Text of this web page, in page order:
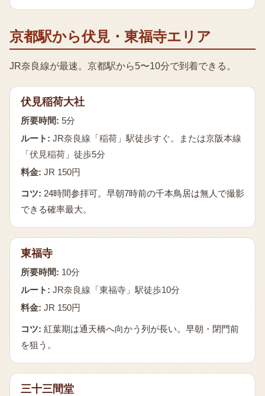
京都駅から伏見・東福寺エリア
JR奈良線が最速。京都駅から5〜10分で到着できる。
伏見稲荷大社
所要時間: 5分
ルート: JR奈良線「稲荷」駅徒歩すぐ。または京阪本線
「伏見稲荷」徒歩5分
料金: JR 150円
コツ: 24時間参拝可。早朝7時前の千本鳥居は無人で撮影
できる確率最大。
東福寺
所要時間: 10分
ルート: JR奈良線「東福寺」駅徒歩10分
料金: JR 150円
コツ: 紅葉期は通天橋へ向かう列が長い。早朝・閉門前
を狙う。
三十三間堂